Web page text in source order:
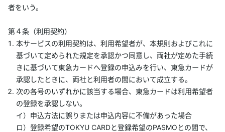
者をいう。
第４条（利用契約）
本サービスの利用契約は、利用希望者が、本規則およびこれに
基づいて定められた規定を承認かつ同意し、両社が定めた手続
きに基づいて東急カードへ登録の申込みを行い、東急カードが
承認したときに、両社と利用者の間において成立する。
次の各号のいずれかに該当する場合、東急カードは利用希望者
の登録を承認しない。
イ）申込方法に誤りまたは申込内容に不備があった場合
ロ）登録希望のTOKYU CARDと登録希望のPASMOとの間で、